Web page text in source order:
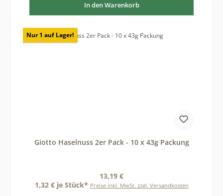
In den Warenkorb
Nur 1 auf Lager!
Giotto Haselnuss 2er Pack - 10 x 43g Packung
Regulärer Preis:
13,19 €
1,32 € je Stück* Preise inkl. MwSt. zzgl. Versandkosten